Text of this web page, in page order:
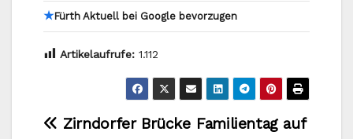
★Fürth Aktuell bei Google bevorzugen
Artikelaufrufe: 1.112
Beitragsnavigation
Familientag auf
Zirndorfer Brücke